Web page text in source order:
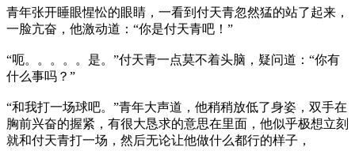
青年张开睡眼惺忪的眼睛，一看到付天青忽然猛的站了起来，
一脸亢奋，他激动道：“你是付天青吧！”
“呃。。。。。是。”付天青一点莫不着头脑，疑问道：“你有
什么事吗？”
“和我打一场球吧。”青年大声道，他稍稍放低了身姿，双手在
胸前兴奋的握紧，有很大恳求的意思在里面，他似乎极想立刻
就和付天青打一场，然后无论让他做什么都行的样子，